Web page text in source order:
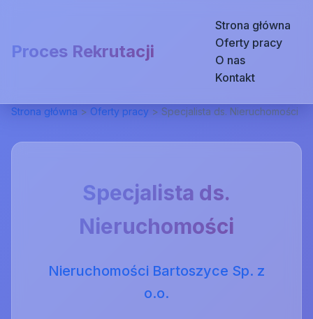
Proces Rekrutacji
Strona główna
Oferty pracy
O nas
Kontakt
Strona główna > Oferty pracy > Specjalista ds. Nieruchomości
Specjalista ds.
Nieruchomości
Nieruchomości Bartoszyce Sp. z
o.o.